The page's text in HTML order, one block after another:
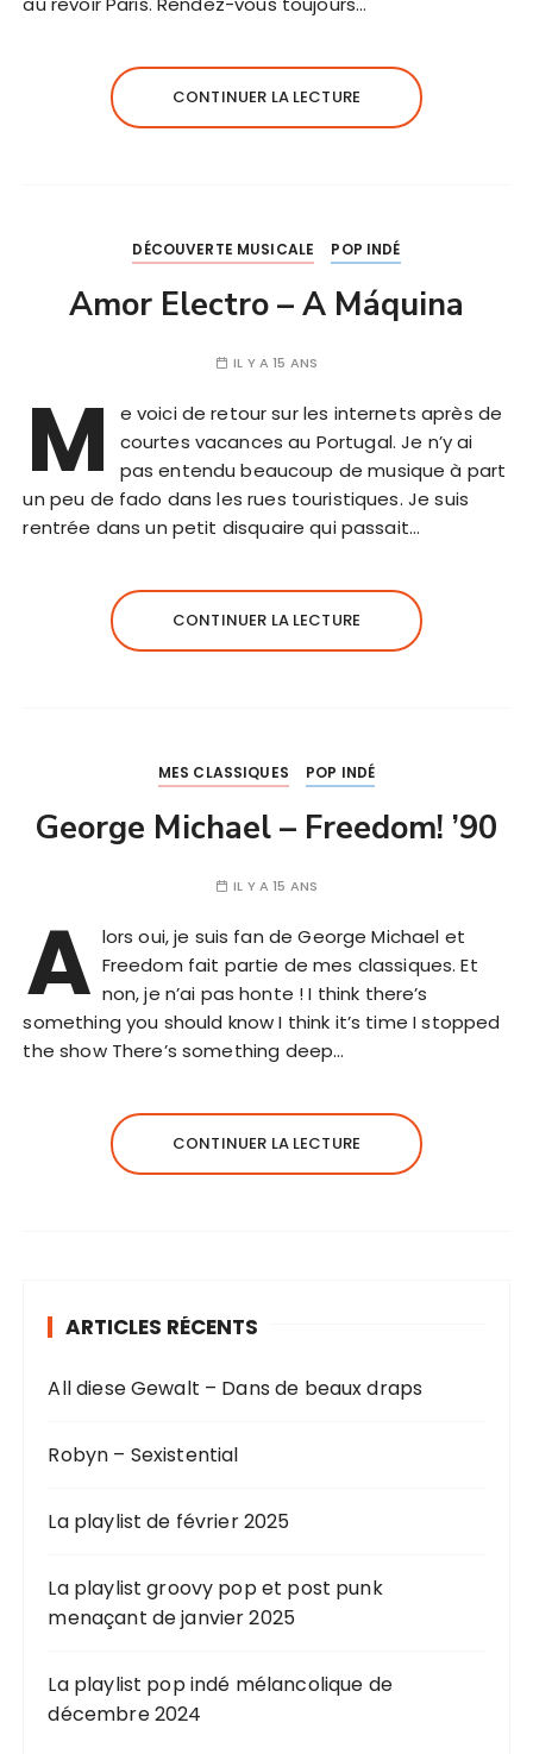
CONTINUER LA LECTURE
DÉCOUVERTE MUSICALE POP INDÉ
Amor Electro – A Máquina
IL Y A 15 ANS
M
e voici de retour sur les internets après de
courtes vacances au Portugal. Je n’y ai
pas entendu beaucoup de musique à part
un peu de fado dans les rues touristiques. Je suis
rentrée dans un petit disquaire qui passait…
CONTINUER LA LECTURE
MES CLASSIQUES POP INDÉ
George Michael – Freedom! ’90
IL Y A 15 ANS
A lors oui, je suis fan de George Michael et
Freedom fait partie de mes classiques. Et
non, je n’ai pas honte ! I think there’s
something you should know I think it’s time I stopped
the show There’s something deep…
CONTINUER LA LECTURE
ARTICLES RÉCENTS
All diese Gewalt – Dans de beaux draps
Robyn – Sexistential
La playlist de février 2025
La playlist groovy pop et post punk
menaçant de janvier 2025
La playlist pop indé mélancolique de
décembre 2024